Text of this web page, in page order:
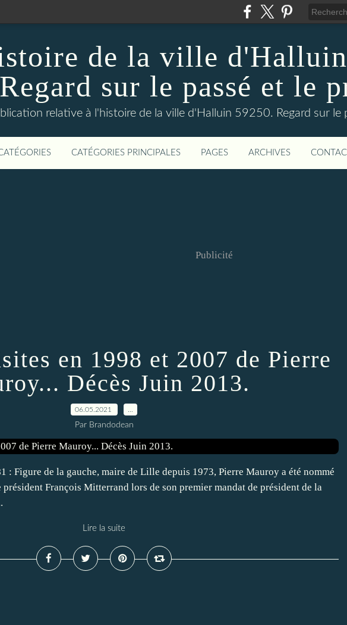
de la ville
Regard sur le passé et le
relative à l'histoire de la ville d'Halluin 59250. Regard sur le
CATÉGORIES PRINCIPALES PAGES ARCHIVES
Publicité
en 1998 et 2007 de Pierre
Décès Juin 2013.
06.05.2021
Par Brandodean
: Figure de la gauche, maire de Lille depuis 1973, Pierre Mauroy a été nommé
François Mitterrand lors de son premier mandat de président de la
Lire la suite